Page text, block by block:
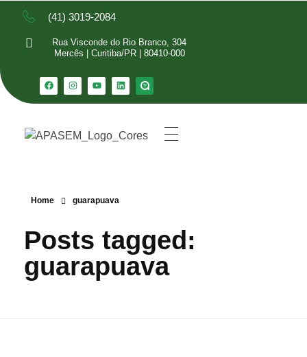
(41) 3019-2084
Rua Visconde do Rio Branco, 304
Mercês | Curitiba/PR | 80410-000
Home guarapuava
Posts tagged:
guarapuava